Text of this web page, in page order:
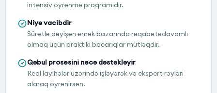
intensiv öyrənmə proqramıdır.
Niyə vacibdir
Sürətlə dəyişən əmək bazarında rəqabətədavamlı
olmaq üçün praktiki bacarıqlar mütləqdir.
Qəbul prosesini necə dəstəkləyir
Real layihələr üzərində işləyərək və ekspert rəyləri
alaraq öyrənirsən.